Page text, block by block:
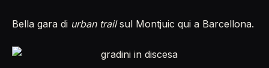
Bella gara di urban trailsul Montjuic qui a Barcellona.